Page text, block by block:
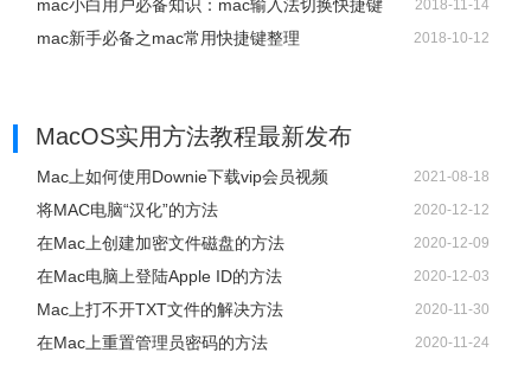
mac小白用户必备知识：mac输入法切换快捷键 2018-11-14
mac新手必备之mac常用快捷键整理 2018-10-12
MacOS实用方法教程最新发布
Mac上如何使用Downie下载vip会员视频 2021-08-18
将MAC电脑“汉化”的方法 2020-12-12
在Mac上创建加密文件磁盘的方法 2020-12-09
在Mac电脑上登陆Apple ID的方法 2020-12-03
Mac上打不开TXT文件的解决方法 2020-11-30
在Mac上重置管理员密码的方法 2020-11-24